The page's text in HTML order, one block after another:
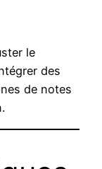
le
des
de notes